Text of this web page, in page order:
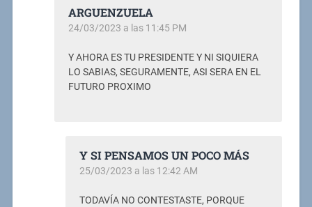
ARGUENZUELA
24/03/2023 a las 11:45 PM
Y AHORA ES TU PRESIDENTE Y NI SIQUIERA
LO SABIAS, SEGURAMENTE, ASI SERA EN EL
FUTURO PROXIMO
Y SI PENSAMOS UN POCO MÁS
25/03/2023 a las 12:42 AM
TODAVÍA NO CONTESTASTE, PORQUE